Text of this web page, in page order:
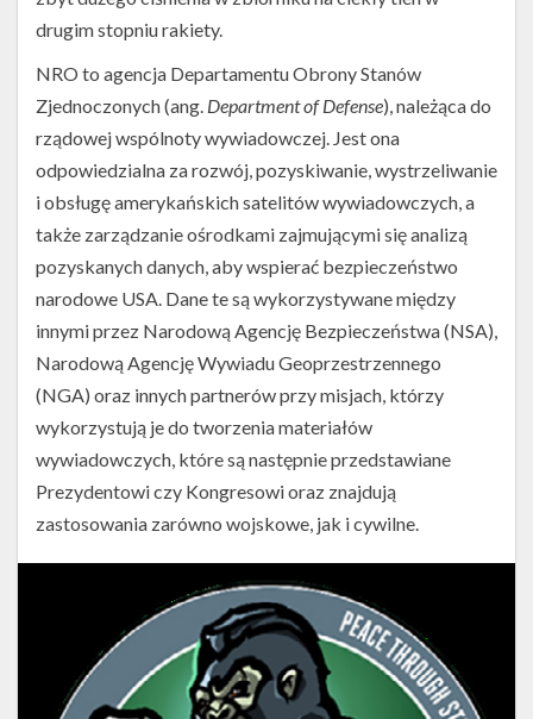
9
na
startowej
LC-
39A
przed
misją
NROL-
(Źródło:
SpaceX)
drugim stopniu rakiety.
NRO to agencja Departamentu Obrony Stanów
Zjednoczonych (ang. Department of Defense), należąca do
rządowej wspólnoty wywiadowczej. Jest ona
odpowiedzialna za rozwój, pozyskiwanie, wystrzeliwanie
i obsługę amerykańskich satelitów wywiadowczych, a
także zarządzanie ośrodkami zajmującymi się analizą
pozyskanych danych, aby wspierać bezpieczeństwo
narodowe USA. Dane te są wykorzystywane między
innymi przez Narodową Agencję Bezpieczeństwa (NSA),
Narodową Agencję Wywiadu Geoprzestrzennego
(NGA) oraz innych partnerów przy misjach, którzy
wykorzystują je do tworzenia materiałów
wywiadowczych, które są następnie przedstawiane
Prezydentowi czy Kongresowi oraz znajdują
zastosowania zarówno wojskowe, jak i cywilne.